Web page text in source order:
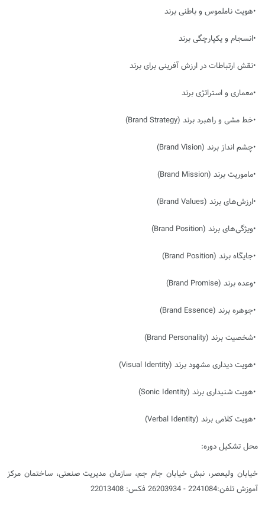
•هویت ناملموس و باطنی برند
•انسجام و یکپارچگی برند
•نقش ارتباطات در ارزش آفرینی برای برند
•معماری و استراتژی برند
•خط مشی و راهبرد برند (Brand Strategy)
•چشم انداز برند (Brand Vision)
•ماموریت برند (Brand Mission)
•ارزش‌های برند (Brand Values)
•ویژگی‌های برند (Brand Position)
•جایگاه برند (Brand Position)
•وعده برند (Brand Promise)
•جوهره برند (Brand Essence)
•شخصیت برند (Brand Personality)
•هویت دیداری مشهود برند (Visual Identity)
•هویت شنیداری برند (Sonic Identity)
•هویت کلامی برند (Verbal Identity)
محل تشکیل دوره:
خیابان ولیعصر، نبش خیابان جام جم، سازمان مدیریت صنعتی، ساختمان مرکز
آموزش تلفن:2241084 - 26203934 فکس: 22013408